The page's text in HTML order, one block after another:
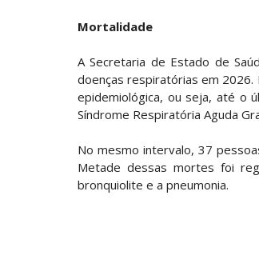
Mortalidade
A Secretaria de Estado de
doenças respiratórias em 2026.
epidemiológica, ou seja, até o
Síndrome Respiratória Aguda
No mesmo intervalo, 37
Metade dessas mortes foi
bronquiolite e a pneumonia.